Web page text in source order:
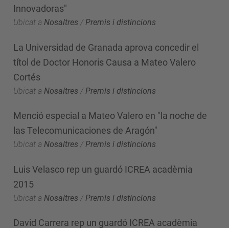
Innovadoras"
Ubicat a Nosaltres /Premis i distincions
La Universidad de Granada aprova concedir el
títol de Doctor Honoris Causa a Mateo Valero
Cortés
Ubicat a Nosaltres / Premis i distincions
Menció especial a Mateo Valero en "la noche de
las Telecomunicaciones de Aragón"
Ubicat a Nosaltres /Premis i distincions
Luis Velasco rep un guardó ICREA acadèmia
2015
Ubicat a Nosaltres / Premis i distincions
David Carrera rep un guardó ICREA acadèmia